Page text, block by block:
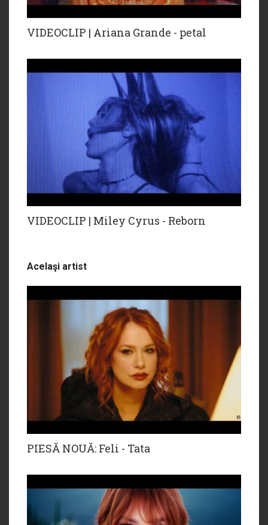
VIDEOCLIP | Ariana Grande - petal
VIDEOCLIP | Miley Cyrus - Reborn
Acelaşi artist
PIESĂ NOUĂ: Feli - Tata